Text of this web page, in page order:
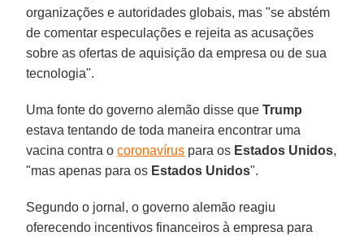
organizações e autoridades globais, mas "se abstém
de comentar especulações e rejeita as acusações
sobre as ofertas de aquisição da empresa ou de sua
tecnologia".
Uma fonte do governo alemão disse queTrump
estava tentando de toda maneira encontrar uma
vacina contra ocoronavírus para os Estados Unidos,
"mas apenas para os Estados Unidos".
Segundo o jornal, o governo alemão reagiu
oferecendo incentivos financeiros à empresa para